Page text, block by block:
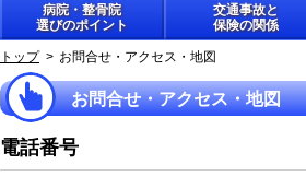
病院・整骨院
選びのポイント
交通事故と
保険の関係
トップ お問合せ・アクセス・地図
お問合せ・アクセス・地図
電話番号